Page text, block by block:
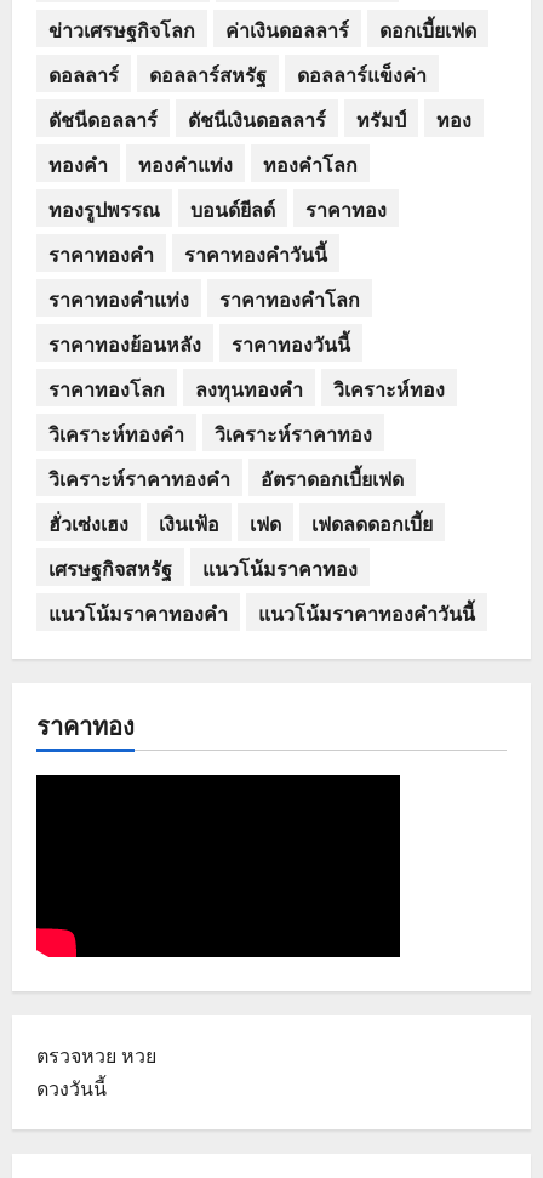
ข่าวเศรษฐกิจโลก
ค่าเงินดอลลาร์
ดอกเบี้ยเฟด
ดอลลาร์
ดอลลาร์สหรัฐ
ดอลลาร์แข็งค่า
ดัชนีดอลลาร์
ดัชนีเงินดอลลาร์ ทรัมป์
ทอง
ทองคำ
ทองคำแท่ง
ทองคำโลก
ทองรูปพรรณ
บอนด์ยีลด์
ราคาทอง
ราคาทองคำ
ราคาทองคำวันนี้
ราคาทองคำแท่ง
ราคาทองคำโลก
ราคาทองย้อนหลัง
ราคาทองวันนี้
ราคาทองโลก
ลงทุนทองคำ
วิเคราะห์ทอง
วิเคราะห์ทองคำ
วิเคราะห์ราคาทอง
วิเคราะห์ราคาทองคำ
อัตราดอกเบี้ยเฟด
ฮั่วเซ่งเฮง
เงินเฟ้อ เฟด
เฟดลดดอกเบี้ย
เศรษฐกิจสหรัฐ
แนวโน้มราคาทอง
แนวโน้มราคาทองคำ
แนวโน้มราคาทองคำวันนี้
ราคาทอง
ตรวจหวย หวย
ดวงวันนี้